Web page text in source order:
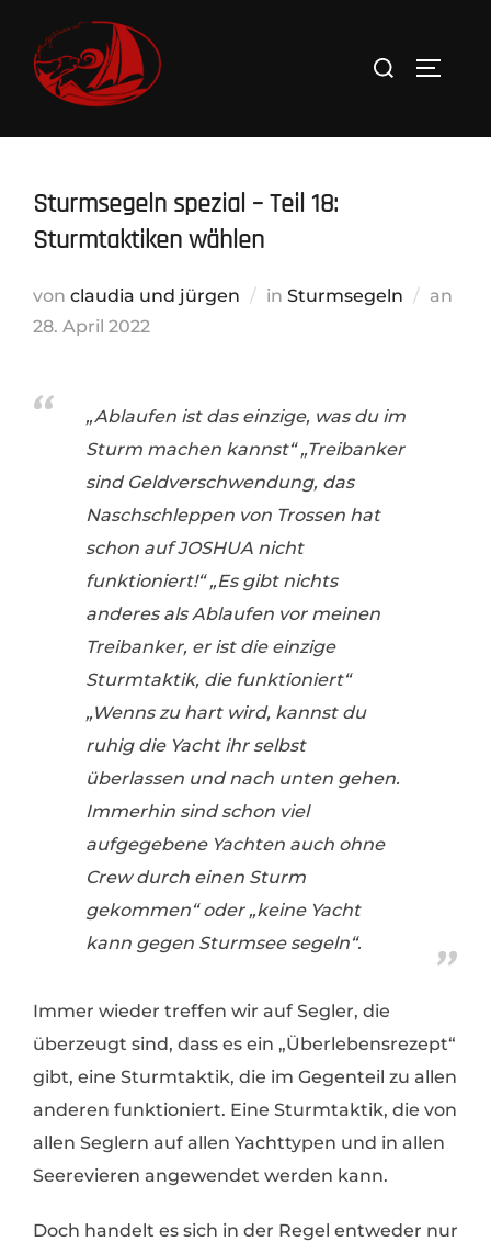
Inhalt
springen
Suchen
Sturmsegeln spezial – Teil 18:
Sturmtaktiken wählen
von claudia und jürgen in Sturmsegeln an
28. April 2022
„Ablaufen ist das einzige, was du im
Sturm machen kannst“ „Treibanker
sind Geldverschwendung, das
Naschschleppen von Trossen hat
schon auf JOSHUA nicht
funktioniert!“ „Es gibt nichts
anderes als Ablaufen vor meinen
Treibanker, er ist die einzige
Sturmtaktik, die funktioniert“
„Wenns zu hart wird, kannst du
ruhig die Yacht ihr selbst
überlassen und nach unten gehen.
Immerhin sind schon viel
aufgegebene Yachten auch ohne
Crew durch einen Sturm
gekommen“ oder „keine Yacht
kann gegen Sturmsee segeln“.
Immer wieder treffen wir auf Segler, die
überzeugt sind, dass es ein „Überlebensrezept“
gibt, eine Sturmtaktik, die im Gegenteil zu allen
anderen funktioniert. Eine Sturmtaktik, die von
allen Seglern auf allen Yachttypen und in allen
Seerevieren angewendet werden kann.
Doch handelt es sich in der Regel entweder nur